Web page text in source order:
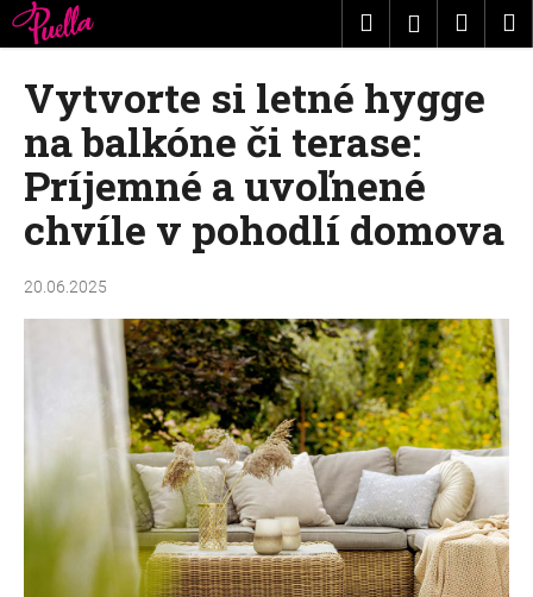
Prejsť
na
obsah
Hľadať
Vytvorte si letné hygge
na balkóne či terase:
Príjemné a uvoľnené
chvíle v pohodlí domova
20.06.2025
K
o
Č
o
p
o
t
r
e
e
t
e
n